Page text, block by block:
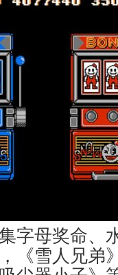
字母奖命、
《雪人兄弟